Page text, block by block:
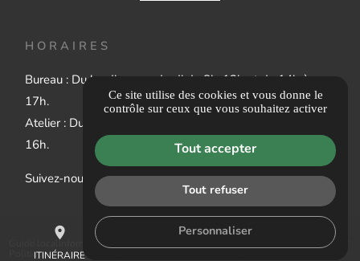
place
ITINÉRAIRE
mail
HORAIRES
Bureau : Du lundi au vendredi de 8h-12h et de 14h à
17h.
Atelier : Du lundi au vendredi 6h30 - 12h et de 13h à
16h.
Suivez-nous :
Informations complémentaires
Politique de confidentialité
Ce site utilise des cookies et vous donne le
contrôle sur ceux que vous souhaitez activer
Tout accepter
Tout refuser
Personnaliser